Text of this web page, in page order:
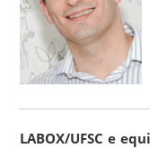
LABOX/UFSC e